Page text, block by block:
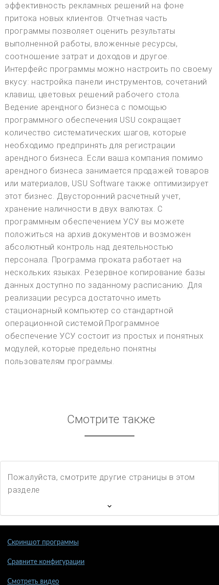
эффективность рекламных решений на фоне
притока новых клиентов. Отчетная часть
программы позволяет оценить результаты
выполненной работы, вложенные ресурсы,
соотношение затрат и доходов и другое.
Интерфейс программы можно настроить по своему
вкусу: настройка панели инструментов, сочетаний
клавиш, цветовых решений рабочего стола.
Ведение арендного бизнеса с помощью
программного обеспечения USU сокращает
количество систематических шагов, которые
необходимо предпринять для регистрации
арендного бизнеса. Если ваша компания помимо
арендного бизнеса занимается продажей товаров
или материалов, USU Software также оптимизирует
этот бизнес. Двусторонний расчетный учет,
хранение наличности в двух валютах. С
программным обеспечением УСУ вы можете
положиться на архив документов и возможен
абсолютный контроль над деятельностью
персонала. Программа проката работает на
нескольких языках. Резервное копирование базы
данных доступно по заданному расписанию. Для
реализации ресурса достаточно иметь
стационарный компьютер со стандартной
операционной системой.Программное
обеспечение УСУ состоит из простых и понятных
модулей, которые предельно понятны
пользователям программы.
Смотрите также
Пожалуйста, смотрите другие страницы в этом
разделе
Скриншот программы
Сравните конфигурации
Смотреть видео